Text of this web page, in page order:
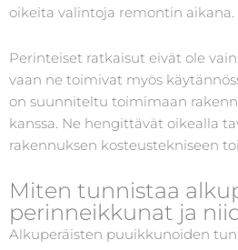
oikeita valintoja remontin aikana.
Perinteiset ratkaisut eivät ole
vaan ne toimivat myös
on suunniteltu toimimaan
kanssa. Ne hengittävät oikealla
rakennuksen kosteustekniseen
Miten tunnistaa
perinneikkunat ja
Alkuperäisten puuikkunoiden